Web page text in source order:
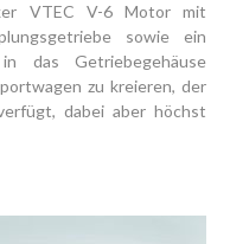
VTEC V-6 Motor mit
sowie ein
das Getriebegehäuse
zu kreieren, der
dabei aber höchst